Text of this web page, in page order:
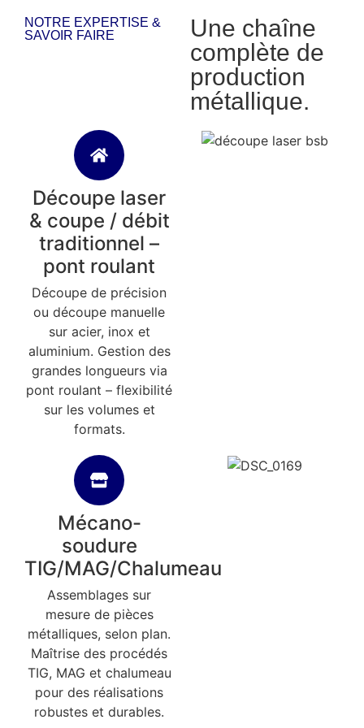
NOTRE EXPERTISE &
SAVOIR FAIRE
Une chaîne
complète de
production
métallique.
Découpe laser
& coupe / débit
traditionnel –
pont roulant
Découpe de précision
ou découpe manuelle
sur acier, inox et
aluminium. Gestion des
grandes longueurs via
pont roulant – flexibilité
sur les volumes et
formats.
Mécano-
soudure
TIG/MAG/Chalumeau
Assemblages sur
mesure de pièces
métalliques, selon plan.
Maîtrise des procédés
TIG, MAG et chalumeau
pour des réalisations
robustes et durables.